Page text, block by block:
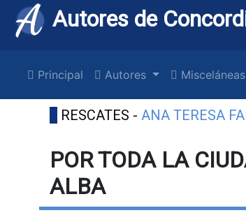
Autores de
Principal Autores Misceláneas
RESCATES - ANA TERESA
POR TODA LA
ALBA